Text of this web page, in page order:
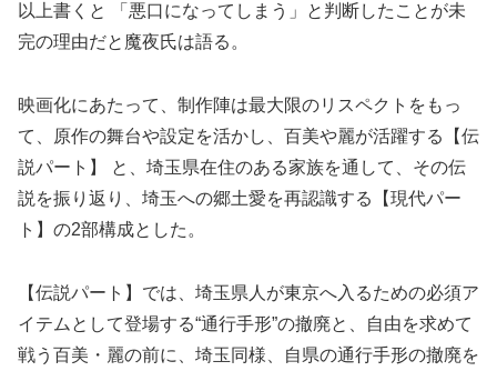
以上書くと 「悪口になってしまう」と判断したことが未
完の理由だと魔夜氏は語る。
映画化にあたって、制作陣は最大限のリスペクトをもっ
て、原作の舞台や設定を活かし、百美や麗が活躍する【伝
説パート】 と、埼玉県在住のある家族を通して、その伝
説を振り返り、埼玉への郷土愛を再認識する【現代パー
ト】の2部構成とした。
【伝説パート】では、埼玉県人が東京へ入るための必須ア
イテムとして登場する“通行手形”の撤廃と、自由を求めて
戦う百美・麗の前に、埼玉同様、自県の通行手形の撤廃を